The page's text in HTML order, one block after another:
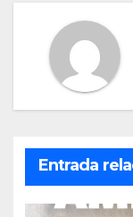
Entrada